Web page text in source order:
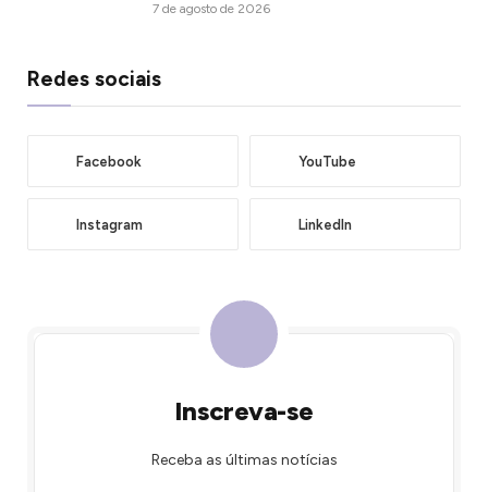
7 de agosto de 2026
Redes sociais
Facebook YouTube
Instagram LinkedIn
Inscreva-se
Receba as últimas notícias